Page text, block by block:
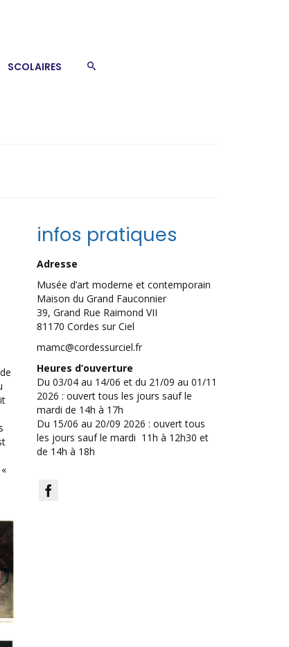
SCOLAIRES
infos pratiques
Adresse
Musée d’art moderne et contemporain
Maison du Grand Fauconnier
39, Grand Rue Raimond VII
81170 Cordes sur Ciel
mamc@cordessurciel.fr
Heures d’ouverture
Du 03/04 au 14/06 et du 21/09 au 01/11
2026 : ouvert tous les jours sauf le
mardi de 14h à 17h
Du 15/06 au 20/09 2026 : ouvert tous
les jours sauf le mardi 11h à 12h30 et
de 14h à 18h